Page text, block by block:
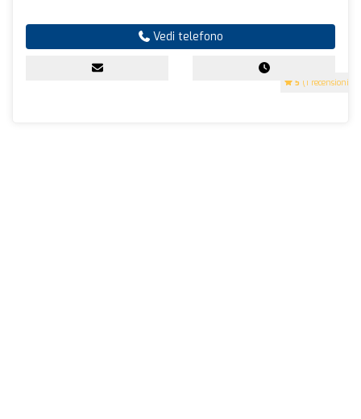
5 (1 recensioni)
Vedi telefono